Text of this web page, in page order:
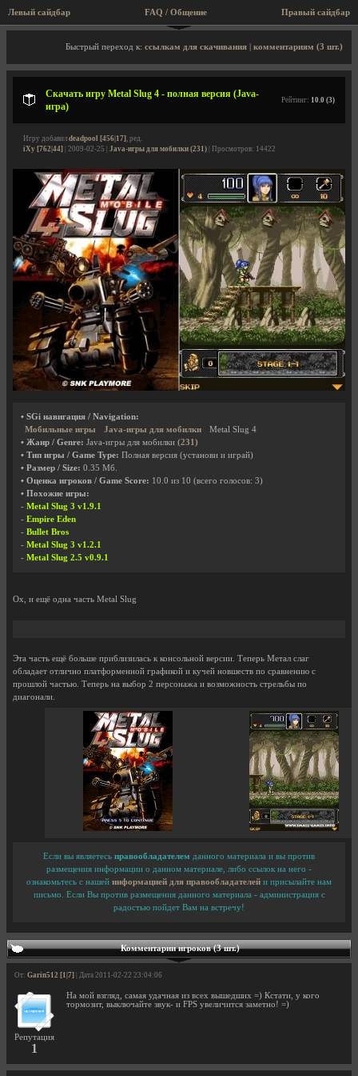
Левый сайдбар Правый сайдбар
FAQ / Общение
Описание игры, скриншоты, видео
Быстрый переход к: ссылкам для скачивания комментариям (3 шт.)
Скачать игру Metal Slug 4 - полная версия (Java-
игра)
Рейтинг: 10.0 (3)
Игру добавил deadpool [456|17], ред.
iXy [762|44] | 2009-02-25 | Java-игры для мобилки (231) | Просмотров: 14422
• SGi навигация / Navigation:
Мобильные игры
Java-игры для мобилки
Metal Slug 4
• Жанр / Genre: Java-игры для мобилки (231)
• Тип игры / Game Type: Полная версия (установи и играй)
• Размер / Size: 0.35 Мб.
• Оценка игроков / Game Score: 10.0 из 10 (всего голосов: 3)
• Похожие игры:
- Metal Slug 3 v1.9.1
- Empire Eden
- Bullet Bros
- Metal Slug 3 v1.2.1
- Metal Slug 2.5 v0.9.1
Ох, и ещё одна часть Metal Slug
Эта часть ещё больше приблизилась к консольной версии. Теперь Метал слаг
обладает отлично платформенной графикой и кучей новшеств по сравнению с
прошлой частью. Теперь на выбор 2 персонажа и возможность стрельбы по
диагонали.
Если вы являетесь правообладателем данного материала и вы против
размещения информации о данном материале, либо ссылок на него -
ознакомьтесь с нашей информацией для правообладателей и присылайте нам
письмо. Если Вы против размещения данного материала - администрация с
радостью пойдет Вам на встречу!
Комментарии игроков (3 шт.)
От: Garin512 [1|7] | Дата 2011-02-22 23:04:06
Репутация
1
На мой взгляд, самая удачная из всех вышедших =) Кстати, у кого
тормозит, выключайте звук- и FPS увеличится заметно! =)